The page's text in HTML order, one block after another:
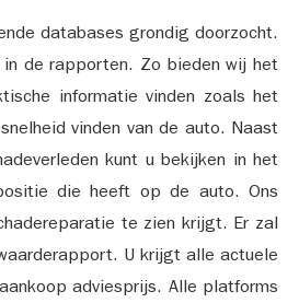
databases grondig doorzocht.
de rapporten. Zo bieden wij het
informatie vinden zoals het
vinden van de auto. Naast
kunt u bekijken in het
die heeft op de auto. Ons
te zien krijgt. Er zal
U krijgt alle actuele
adviesprijs. Alle platforms